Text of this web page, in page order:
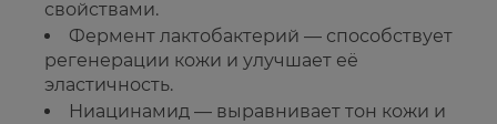
свойствами.
Фермент лактобактерий — способствует
регенерации кожи и улучшает её
эластичность.
Ниацинамид — выравнивает тон кожи и